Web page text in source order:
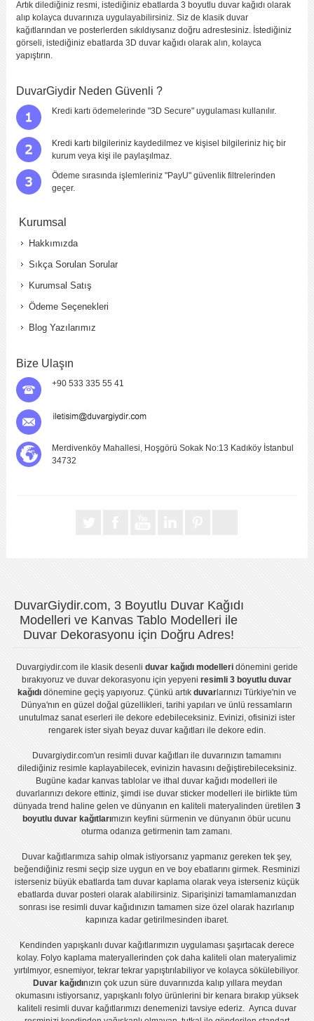
Artık dilediğiniz resmi, istediğiniz ebatlarda 3 boyutlu duvar kağıdı olarak
alıp kolayca duvarınıza uygulayabilirsiniz. Siz de klasik duvar
kağıtlarından ve posterlerden sıkıldıysanız doğru adrestesiniz. İstediğiniz
görseli, istediğiniz ebatlarda 3D duvar kağıdı olarak alın, kolayca
yapıştırın.
DuvarGiydir Neden Güvenli ?
Kredi kartı ödemelerinde "3D Secure" uygulaması kullanılır.
Kredi kartı bilgileriniz kaydedilmez ve kişisel bilgileriniz hiç bir
kurum veya kişi ile paylaşılmaz.
Ödeme sırasında işlemleriniz "PayU" güvenlik filtrelerinden
geçer.
Kurumsal
Hakkımızda
Sıkça Sorulan Sorular
Kurumsal Satış
Ödeme Seçenekleri
Blog Yazılarımız
Bize Ulaşın
+90 533 335 55 41
Merdivenköy Mahallesi, Hoşgörü Sokak No:13 Kadıköy İstanbul
34732
DuvarGiydir.com, 3 Boyutlu Duvar Kağıdı
Modelleri ve Kanvas Tablo Modelleri ile
Duvar Dekorasyonu için Doğru Adres!
Duvargiydir.comile klasik desenli duvar kağıdı modelleridönemini geride
bırakıyoruz veduvar dekorasyonu için yepyeniresimli 3 boyutlu duvar
kağıdıdönemine geçiş yapıyoruz. Çünkü artık duvarlarınızı Türkiye'nin ve
Dünya'nın en güzel doğal güzellikleri, tarihi yapıları ve ünlü ressamların
unutulmaz sanat eserleri ile dekore edebileceksiniz. Evinizi, ofisinizi ister
rengarek ister siyah beyaz duvar kağıtlarıile dekore edin.
Duvargiydir.com'unresimli duvar kağıtları ile duvarınızın tamamını
dilediğiniz resimle kaplayabilecek, evinizin havasını değiştirebileceksiniz.
Bugüne kadar kanvas tablo lar veithal duvar kağıdı modelleri ile
duvarlarınızı dekore ettiniz, şimdi iseduvar sticker modelleri ile birlikte tüm
dünyada trend haline gelen ve dünyanın en kaliteli materyalinden üretilen 3
boyutlu duvar kağıtlarımızın keyfini sürmenin ve dünyanın öbür ucunu
oturma odanıza getirmenin tam zamanı.
Duvar kağıtlarımıza sahip olmak istiyorsanız yapmanız gereken tek şey,
beğendiğiniz resmi seçip size uygun en ve boy ebatlarını girmek. Resminizi
isterseniz büyük ebatlarda tam duvar kaplamaolarak veya isterseniz küçük
ebatlarda duvar posteri olarak alabilirsiniz. Siparişinizi tamamlamanızdan
sonrası iseresimli duvar kağıdınızın tamamen size özel olarak hazırlanıp
kapınıza kadar getirilmesinden ibaret.
Kendinden yapışkanlı duvar kağıtlarımızın uygulamasışaşırtacak derece
kolay. Folyo kaplama materyallerinden çok daha kaliteli olanmateryalimiz
yırtılmıyor, esnemiyor, tekrar tekrar yapıştırılabiliyor ve kolayca sökülebiliyor.
Duvar kağıdınızın çok uzun süre duvarınızda kalıp yıllara meydan
okumasını istiyorsanız, yapışkanlı folyoürünlerini bir kenara bırakıp yüksek
kaliteli resimli duvar kağıtlarımızı denemenizi tavsiye ederiz. Ayrıca duvar